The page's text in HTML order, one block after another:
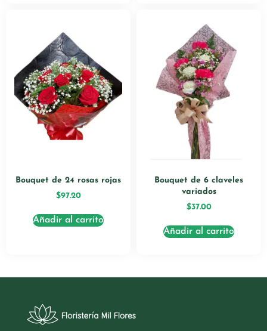
Bouquet de 24 rosas rojas
$97.20
Añadir al carrito
Bouquet de 6 claveles
variados
$37.00
Añadir al carrito